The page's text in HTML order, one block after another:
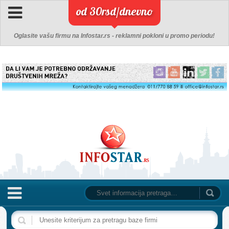
od 30rsd/dnevno
Oglasite vašu firmu na Infostar.rs - reklamni pokloni u promo periodu!
NASLOVNA